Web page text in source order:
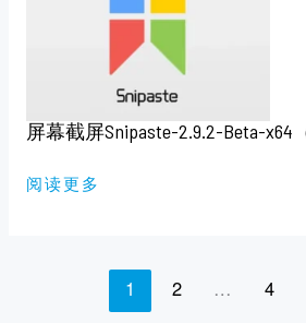
屏幕截屏Snipaste-2.9.2-Beta-x64
SNIPASTE-
费
版）
阅读更多
1 2 … 4